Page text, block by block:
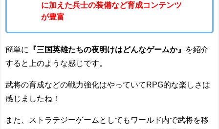
に加えた兵士の装備など育成コンテンツ
が豊富
簡単に 『三国英雄たちの夜明けはどんなゲームか』
を紹介
すると上のような感じです。
武将の育成などの戦力強化はやっていてRPG的な楽しさは
感じましたね！
また、ストラテジーゲームとしてもワールド内で武将を移